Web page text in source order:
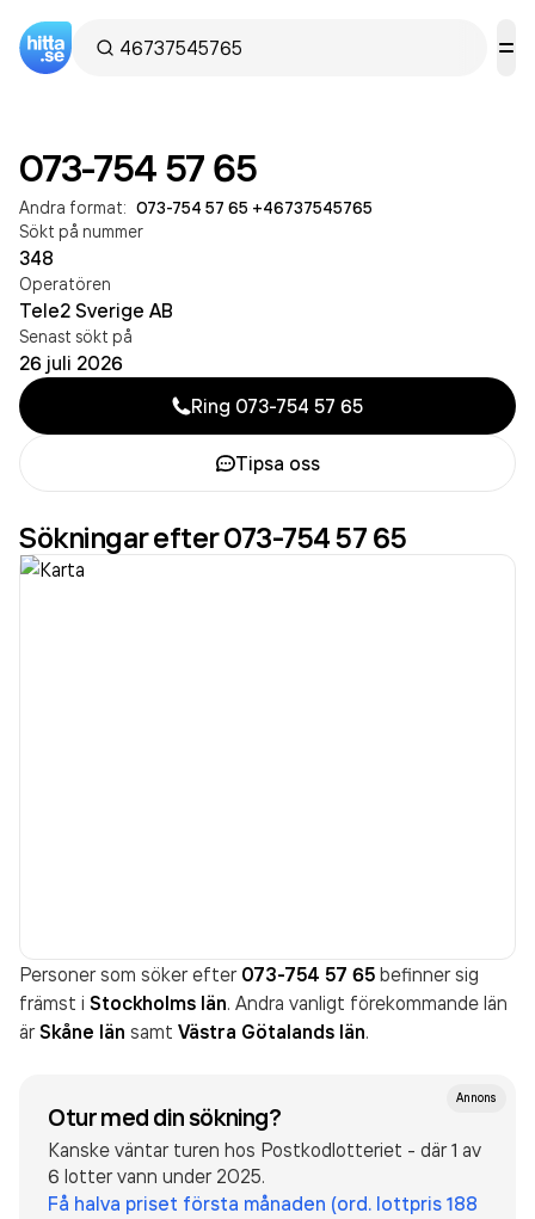
073-754 57 65
Andra format: 073-754 57 65 +46737545765
Sökt på nummer
348
Operatören
Tele2 Sverige AB
Senast sökt på
26 juli 2026
Ring 073-754 57 65
Tipsa oss
Sökningar efter 073-754 57 65
Personer som söker efter 073-754 57 65 befinner sig
främst i Stockholms län. Andra vanligt förekommande län
är Skåne län samt Västra Götalands län.
Annons
Otur med din sökning?
Kanske väntar turen hos Postkodlotteriet - där 1 av
6 lotter vann under 2025.
Få halva priset första månaden (ord. lottpris 188